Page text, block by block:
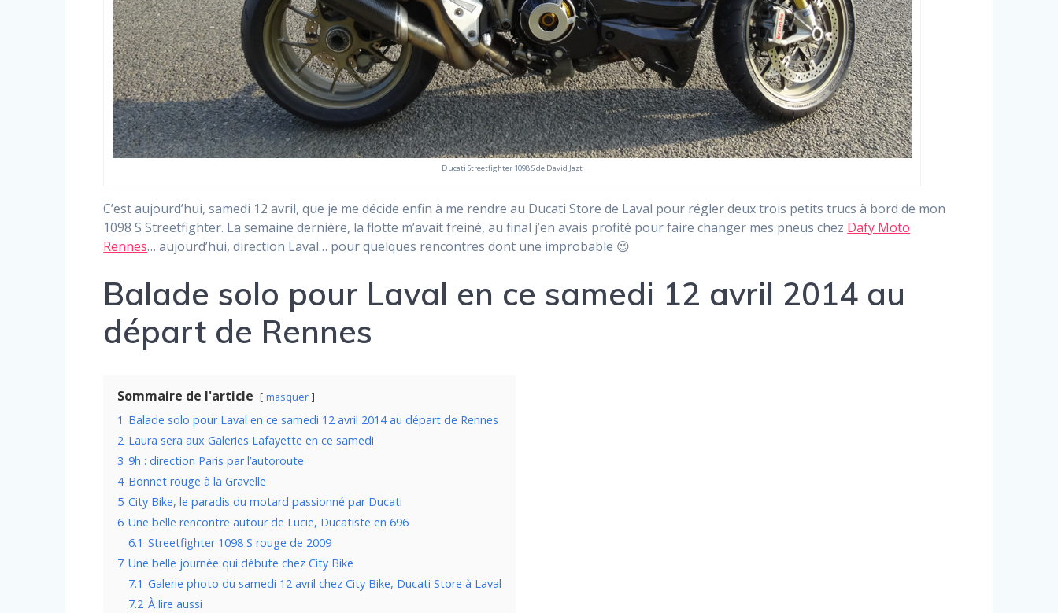
Ducati Streetfighter 1098 S de David Jazt
C’est aujourd’hui, samedi 12 avril, que je me décide enfin à me rendre au Ducati Store de Laval pour régler deux trois petits trucs à bord de mon
1098 S Streetfighter. La semaine dernière, la flotte m’avait freiné, au final j’en avais profité pour faire changer mes pneus chez Dafy Moto
Rennes… aujourd’hui, direction Laval… pour quelques rencontres dont une improbable 😉
Balade solo pour Laval en ce samedi 12 avril 2014 au
départ de Rennes
Sommaire de l'article masquer
1 Balade solo pour Laval en ce samedi 12 avril 2014 au départ de Rennes
2 Laura sera aux Galeries Lafayette en ce samedi
3 9h : direction Paris par l’autoroute
4 Bonnet rouge à la Gravelle
5 City Bike, le paradis du motard passionné par Ducati
6 Une belle rencontre autour de Lucie, Ducatiste en 696
6.1 Streetfighter 1098 S rouge de 2009
7 Une belle journée qui débute chez City Bike
7.1 Galerie photo du samedi 12 avril chez City Bike, Ducati Store à Laval
7.2 À lire aussi